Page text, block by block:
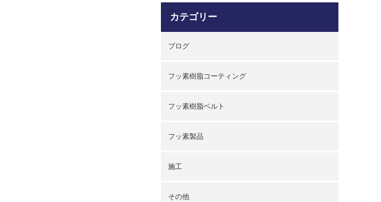
カテゴリー
ブログ
フッ素樹脂コーティング
フッ素樹脂ベルト
フッ素製品
施工
その他